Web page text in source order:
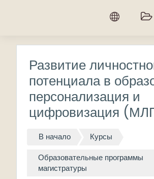
Развитие
потенциала в
персонализация и
цифровизация
В начало Курсы
Образовательные программы
магистратуры